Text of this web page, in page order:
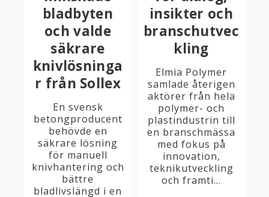
bladbyten
och valde
säkrare
knivlösninga
r från Sollex
En svensk
betongproducent
behövde en
säkrare lösning
för manuell
knivhantering och
bättre
bladlivslängd i en
insikter och
branschutvec
kling
Elmia Polymer
samlade återigen
aktörer från hela
polymer- och
plastindustrin till
en branschmässa
med fokus på
innovation,
teknikutveckling
och framti...